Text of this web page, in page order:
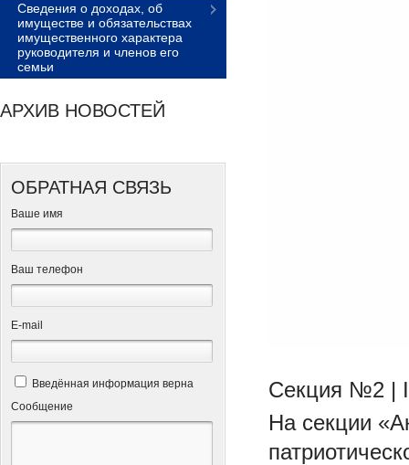
Сведения о доходах, об
имуществе и обязательствах
имущественного характера
руководителя и членов его
семьи
АРХИВ НОВОСТЕЙ
ОБРАТНАЯ СВЯЗЬ
Ваше имя
Ваш телефон
Е-mail
Введённая информация верна
Сообщение
Секция №2 |
На секции